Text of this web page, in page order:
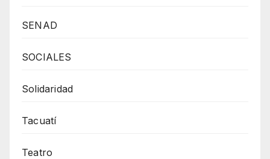
SENAD
SOCIALES
Solidaridad
Tacuatí
Teatro